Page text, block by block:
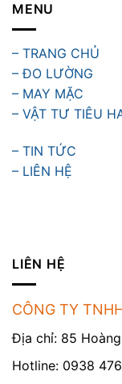
MENU
– TRANG CHỦ
– ĐO LƯỜNG
– MAY MẶC
– VẬT TƯ TIÊU
– TIN TỨC
– LIÊN HỆ
LIÊN HỆ
CÔNG TY
Địa chỉ: 85
Hotline: 0938